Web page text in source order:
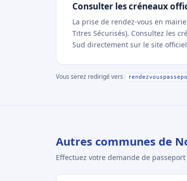
Consulter les créneaux
La prise de rendez-vous en
Titres Sécurisés). Consultez les
Sud directement sur le site
Vous serez redirigé vers
Autres communes de
Effectuez votre demande de